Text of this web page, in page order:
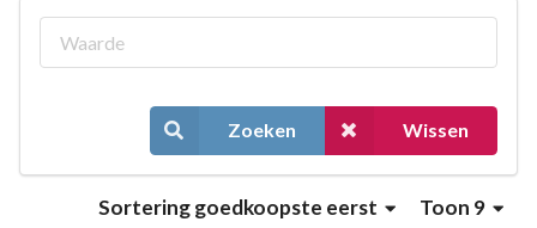
Zoeken Wissen
Toon 9
Sorteringgoedkoopste eerst